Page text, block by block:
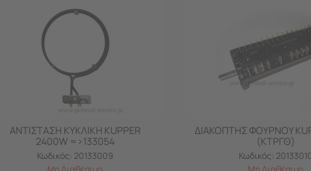
ΑΝΤΙΣΤΑΣΗ ΚΥΚΛΙΚΗ KUPPER
2400W =>133054
Κωδικός: 20133009
ΔΙΑΚΟΠΤΗΣ ΦΟΥΡΝΟΥ
(ΚΤΡΓΘ)
Κωδικός: